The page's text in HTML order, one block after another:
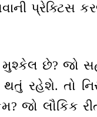
પ્રેક્ટિસ
કે મુશ્કેલ છે? જો
રહેશે. તો
જો લૌકિક